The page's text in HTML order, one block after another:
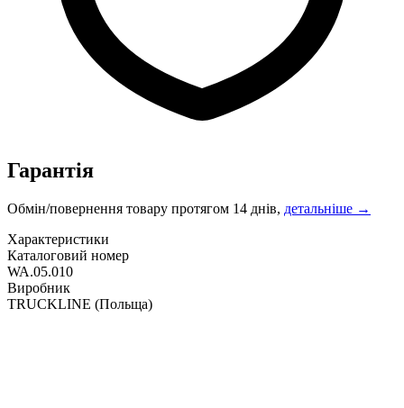
Гарантія
Обмін/повернення товару протягом 14 днів, детальніше →
Характеристики
Каталоговий номер
WA.05.010
Виробник
TRUCKLINE (Польща)